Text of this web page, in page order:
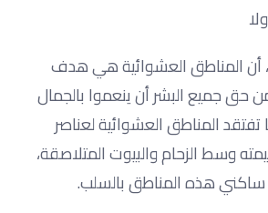
أن المناطق العشوائية هي هدف
حق جميع البشر أن ينعموا بالجمال
المناطق العشوائية لعناصر
وسط الزحام والبيوت المتلاصقة،
هذه المناطق بالسلب.